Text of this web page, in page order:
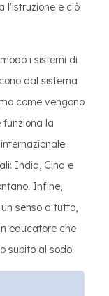
l'istruzione e ciò
i sistemi di
dal sistema
come vengono
la
India, Cina e
Infine,
senso a tutto,
educatore che
subito al sodo!